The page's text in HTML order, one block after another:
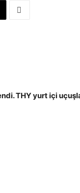
THY yurt içi